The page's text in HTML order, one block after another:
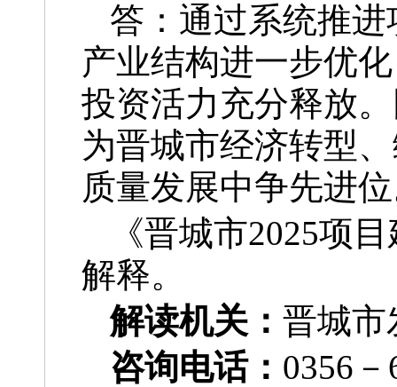
答：通过系统推
产业结构进一步优
投资活力充分释放
为晋城市经济转型
质量发展中争先进
《晋城市2025项
解释。
解读机关： 晋城市
咨询电话： 0356－